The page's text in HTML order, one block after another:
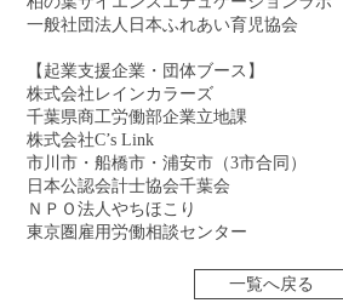
一般社団法人日本ふれあい育児協会
【起業支援企業・団体ブース】
株式会社レインカラーズ
千葉県商工労働部企業立地課
株式会社C’s Link
市川市・船橋市・浦安市（3市合同）
日本公認会計士協会千葉会
ＮＰＯ法人やちほこり
東京圏雇用労働相談センター
一覧へ戻る